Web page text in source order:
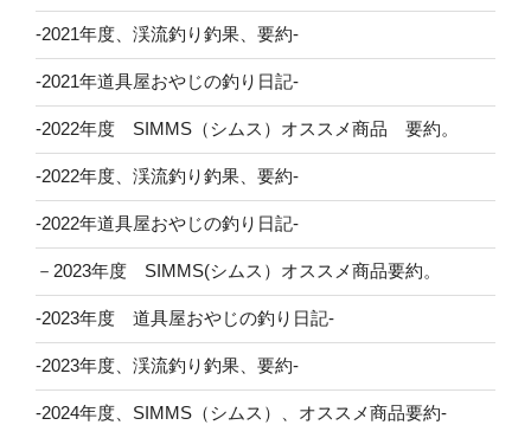
-2021年度、渓流釣り釣果、要約-
-2021年道具屋おやじの釣り日記-
-2022年度 SIMMS（シムス）オススメ商品 要約。
-2022年度、渓流釣り釣果、要約-
-2022年道具屋おやじの釣り日記-
－2023年度 SIMMS(シムス）オススメ商品要約。
-2023年度 道具屋おやじの釣り日記-
-2023年度、渓流釣り釣果、要約-
-2024年度、SIMMS（シムス）、オススメ商品要約-